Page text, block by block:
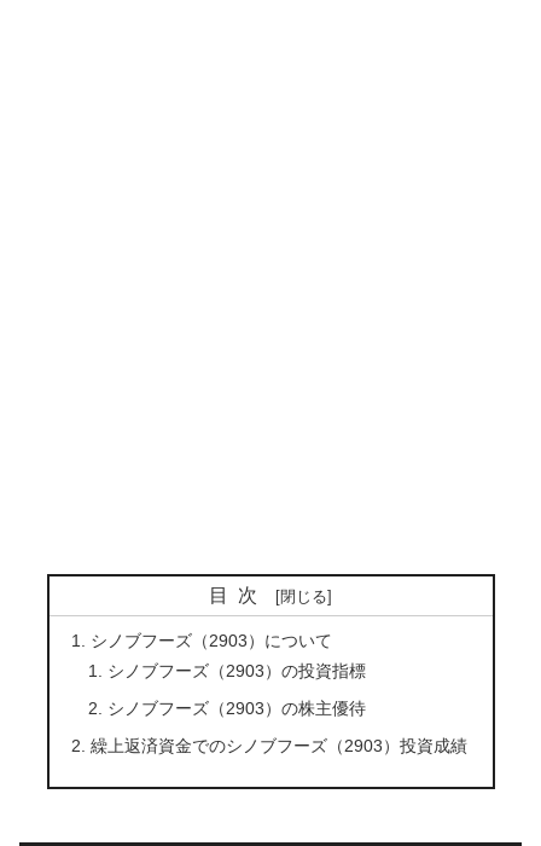
目次
シノブフーズ（2903）について
シノブフーズ（2903）の投資指標
シノブフーズ（2903）の株主優待
繰上返済資金でのシノブフーズ（2903）投資成績